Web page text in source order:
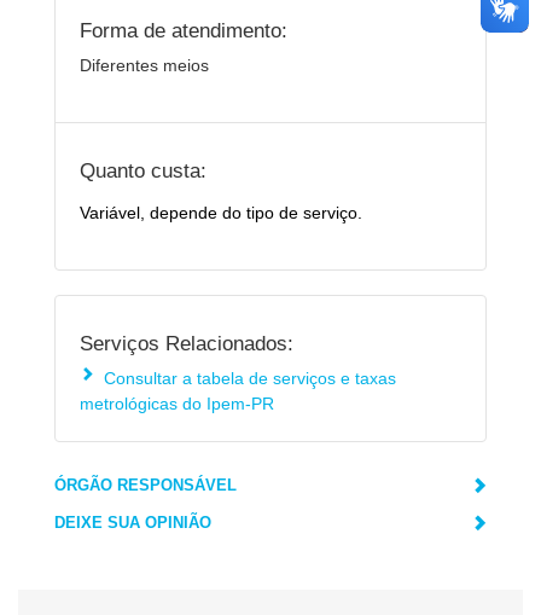
Forma de atendimento:
Diferentes meios
Quanto custa:
Variável, depende do tipo de serviço.
Serviços Relacionados:
Consultar a tabela de serviços e taxas
metrológicas do Ipem-PR
ÓRGÃO RESPONSÁVEL
DEIXE SUA OPINIÃO